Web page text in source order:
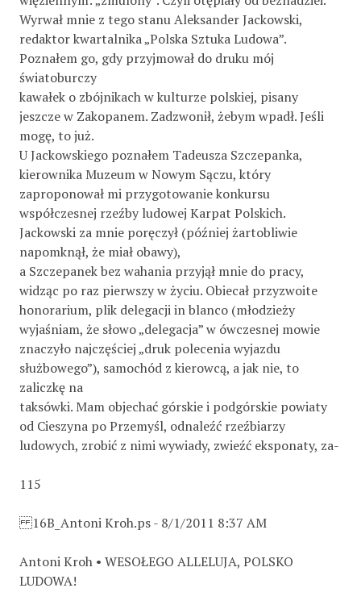
Wyrwał mnie z tego stanu Aleksander Jackowski,
redaktor kwartalnika „Polska Sztuka Ludowa”.
Poznałem go, gdy przyjmował do druku mój
światoburczy
kawałek o zbójnikach w kulturze polskiej, pisany
jeszcze w Zakopanem. Zadzwonił, żebym wpadł. Jeśli
mogę, to już.
U Jackowskiego poznałem Tadeusza Szczepanka,
kierownika Muzeum w Nowym Sączu, który
zaproponował mi przygotowanie konkursu
współczesnej rzeźby ludowej Karpat Polskich.
Jackowski za mnie poręczył (później żartobliwie
napomknął, że miał obawy),
a Szczepanek bez wahania przyjął mnie do pracy,
widząc po raz pierwszy w życiu. Obiecał przyzwoite
honorarium, plik delegacji in blanco (młodzieży
wyjaśniam, że słowo „delegacja” w ówczesnej mowie
znaczyło najczęściej „druk polecenia wyjazdu
służbowego”), samochód z kierowcą, a jak nie, to
zaliczkę na
taksówki. Mam objechać górskie i podgórskie powiaty
od Cieszyna po Przemyśl, odnaleźć rzeźbiarzy
ludowych, zrobić z nimi wywiady, zwieźć eksponaty, za-
115
16B_Antoni Kroh.ps - 8/1/2011 8:37 AM
Antoni Kroh • WESOŁEGO ALLELUJA, POLSKO
LUDOWA!